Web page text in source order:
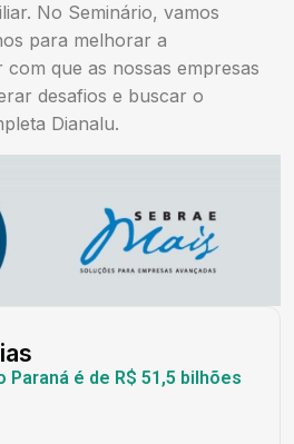
No Seminário, vamos
para melhorar a
que as nossas empresas
desafios e buscar o
Dianalu.
Paraná é de R$ 51,5 bilhões